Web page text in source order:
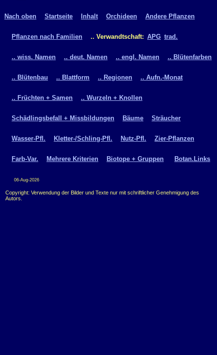
Nach oben Startseite Inhalt Orchideen Andere Pflanzen
Pflanzen nach Familien .. Verwandtschaft: APG trad.
.. wiss. Namen .. deut. Namen .. engl. Namen .. Blütenfarben
.. Blütenbau .. Blattform .. Regionen .. Aufn.-Monat
.. Früchten + Samen .. Wurzeln + Knollen
Schädlingsbefall + Missbildungen Bäume Sträucher
Wasser-Pfl. Kletter-/Schling-Pfl. Nutz-Pfl. Zier-Pflanzen
Farb-Var. Mehrere Kriterien Biotope + Gruppen Botan.Links
06-Aug-2026
Copyright: Verwendung der Bilder und Texte nur mit schriftlicher Genehmigung des
Autors.